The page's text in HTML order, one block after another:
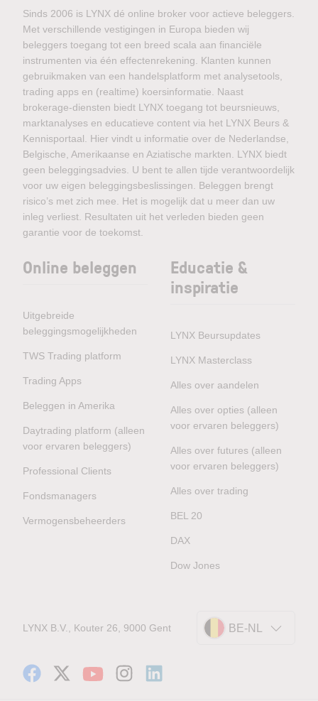
Sinds 2006 is LYNX dé online broker voor actieve beleggers.
Met verschillende vestigingen in Europa bieden wij
beleggers toegang tot een breed scala aan financiële
instrumenten via één effectenrekening. Klanten kunnen
gebruikmaken van een handelsplatform met analysetools,
trading apps en (realtime) koersinformatie. Naast
brokerage-diensten biedt LYNX toegang tot beursnieuws,
marktanalyses en educatieve content via het LYNX Beurs &
Kennisportaal. Hier vindt u informatie over de Nederlandse,
Belgische, Amerikaanse en Aziatische markten. LYNX biedt
geen beleggingsadvies. U bent te allen tijde verantwoordelijk
voor uw eigen beleggingsbeslissingen. Beleggen brengt
risico’s met zich mee. Het is mogelijk dat u meer dan uw
inleg verliest. Resultaten uit het verleden bieden geen
garantie voor de toekomst.
Online beleggen
Uitgebreide
beleggingsmogelijkheden
TWS Trading platform
Trading Apps
Beleggen in Amerika
Daytrading platform (alleen
voor ervaren beleggers)
Professional Clients
Fondsmanagers
Vermogensbeheerders
Educatie &
inspiratie
LYNX Beursupdates
LYNX Masterclass
Alles over aandelen
Alles over opties (alleen
voor ervaren beleggers)
Alles over futures (alleen
voor ervaren beleggers)
Alles over trading
BEL 20
DAX
Dow Jones
LYNX B.V., Kouter 26, 9000 Gent BE-NL